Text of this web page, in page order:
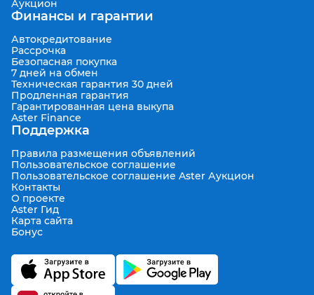
Аукцион
Финансы и гарантии
Автокредитование
Рассрочка
Безопасная покупка
7 дней на обмен
Техническая гарантия 30 дней
Продленная гарантия
Гарантированная цена выкупа
Aster Finance
Поддержка
Правила размещения объявлений
Пользовательское соглашение
Пользовательское соглашение Aster Аукцион
Контакты
О проекте
Aster Гид
Карта сайта
Бонус